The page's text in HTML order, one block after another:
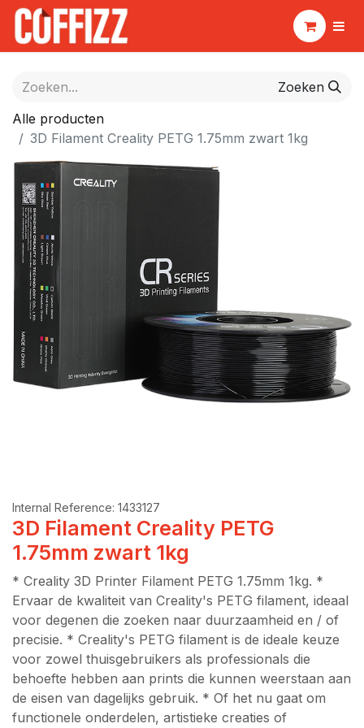
Zoeken
Alle producten
3D Filament Creality PETG 1.75mm zwart 1kg
Internal Reference: 1433127
3D Filament Creality PETG
1.75mm zwart 1kg
* Creality 3D Printer Filament PETG 1.75mm 1kg. *
Ervaar de kwaliteit van Creality's PETG filament, ideaal
voor degenen die zoeken naar duurzaamheid en / of
precisie. * Creality's PETG filament is de ideale keuze
voor zowel thuisgebruikers als professionals die
behoefte hebben aan prints die kunnen weerstaan aan
de eisen van dagelijks gebruik. * Of het nu gaat om
functionele onderdelen, artistieke creaties of